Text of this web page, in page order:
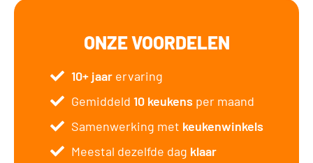
ONZE VOORDELEN
10+ jaarervaring
Gemiddeld 10 keukensper maand
Samenwerking met keukenwinkels
Meestal dezelfde dag klaar